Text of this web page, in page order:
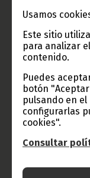
Usamos
Este sitio
para analizar
contenido.
Puedes
botón
pulsando en
configurarlas
cookies".
Consultar
FEGUIGOLF
una jornada
mayo 10, 2026
una jornada de
Sipopo, dirigida a
oficial de la entidad
Noticias Deportes